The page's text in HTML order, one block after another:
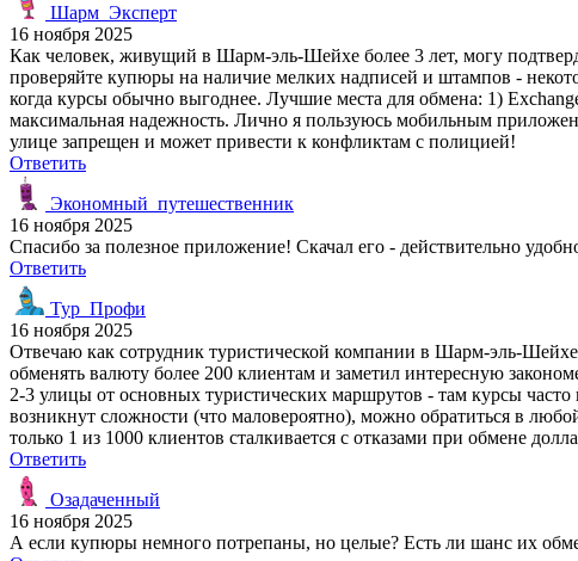
Шарм_Эксперт
16 ноября 2025
Как человек, живущий в Шарм-эль-Шейхе более 3 лет, могу
проверяйте купюры на наличие мелких надписей и штампов -
когда курсы обычно выгоднее. Лучшие места для обмена: 1)
максимальная надежность. Лично я пользуюсь мобильным
улице запрещен и может привести к конфликтам с полицией!
Ответить
Экономный_путешественник
16 ноября 2025
Спасибо за полезное приложение! Скачал его - действительно
Ответить
Тур_Профи
16 ноября 2025
Отвечаю как сотрудник туристической компании в Шарм-эль-
обменять валюту более 200 клиентам и заметил интересную
2-3 улицы от основных туристических маршрутов - там курсы
возникнут сложности (что маловероятно), можно обратиться в
только 1 из 1000 клиентов сталкивается с отказами при обмене
Ответить
Озадаченный
16 ноября 2025
А если купюры немного потрепаны, но целые? Есть ли шанс их